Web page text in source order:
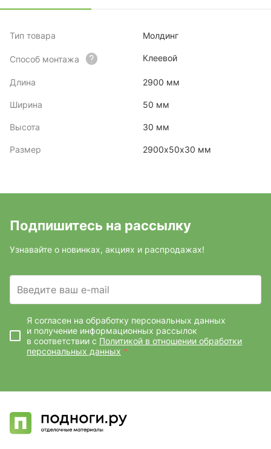
Тип товара Молдинг
Способ монтажа Клеевой
Длина 2900 мм
Ширина 50 мм
Высота 30 мм
Размер 2900х50х30 мм
Подпишитесь на рассылку
Узнавайте о новинках, акциях и распродажах!
Введите ваш e-mail
Я согласен на обработку персональных данных
и получение информационных рассылок
в соответствии с Политикой в отношении обработки
персональных данных *